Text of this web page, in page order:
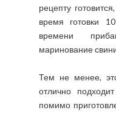
рецепту
время готовки
времени
маринование
Тем не менее,
отлично
помимо